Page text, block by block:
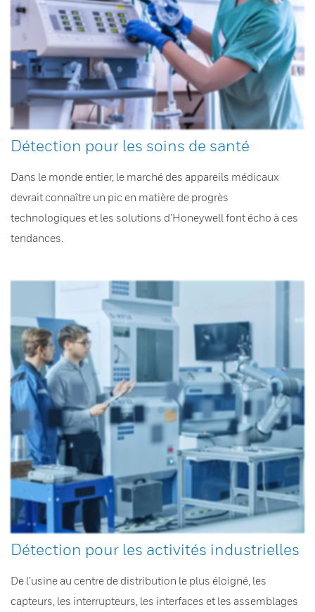
Détection pour les soins de santé
Dans le monde entier, le marché des appareils médicaux
devrait connaître un pic en matière de progrès
technologiques et les solutions d’Honeywell font écho à ces
tendances.
Détection pour les activités industrielles
De l’usine au centre de distribution le plus éloigné, les
capteurs, les interrupteurs, les interfaces et les assemblages